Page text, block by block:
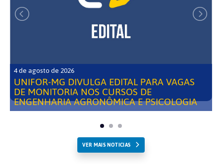
4 de agosto de 2026
UNIFOR-MG DIVULGA EDITAL PARA VAGAS
DE MONITORIA NOS CURSOS DE
ENGENHARIA AGRONÔMICA E PSICOLOGIA
VER MAIS NOTICIAS